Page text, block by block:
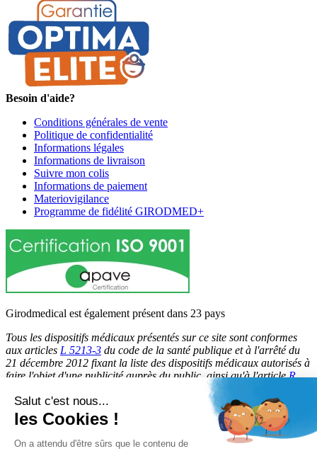
Besoin d'aide?
Conditions générales de vente
Politique de confidentialité
Informations légales
Informations de livraison
Suivre mon colis
Informations de paiement
Materiovigilance
Programme de fidélité GIRODMED+
Girodmedical est également présent dans 23 pays
Tous les dispositifs médicaux présentés sur ce site sont conformes
aux articles L 5213-3 du code de la santé publique et à l'arrêté du
21 décembre 2012 fixant la liste des dispositifs médicaux autorisés à
faire l'objet d'une publicité auprès du public, ainsi qu'à l'articleR
du code de la santé publique. Par conséquent, ils peuvent
être légalement promus et rendus accessibles au public.
© 2026 Girodmedical. Tous droits réservés.
Salut c'est nous...
les Cookies !
On a attendu d'être sûrs que le contenu de